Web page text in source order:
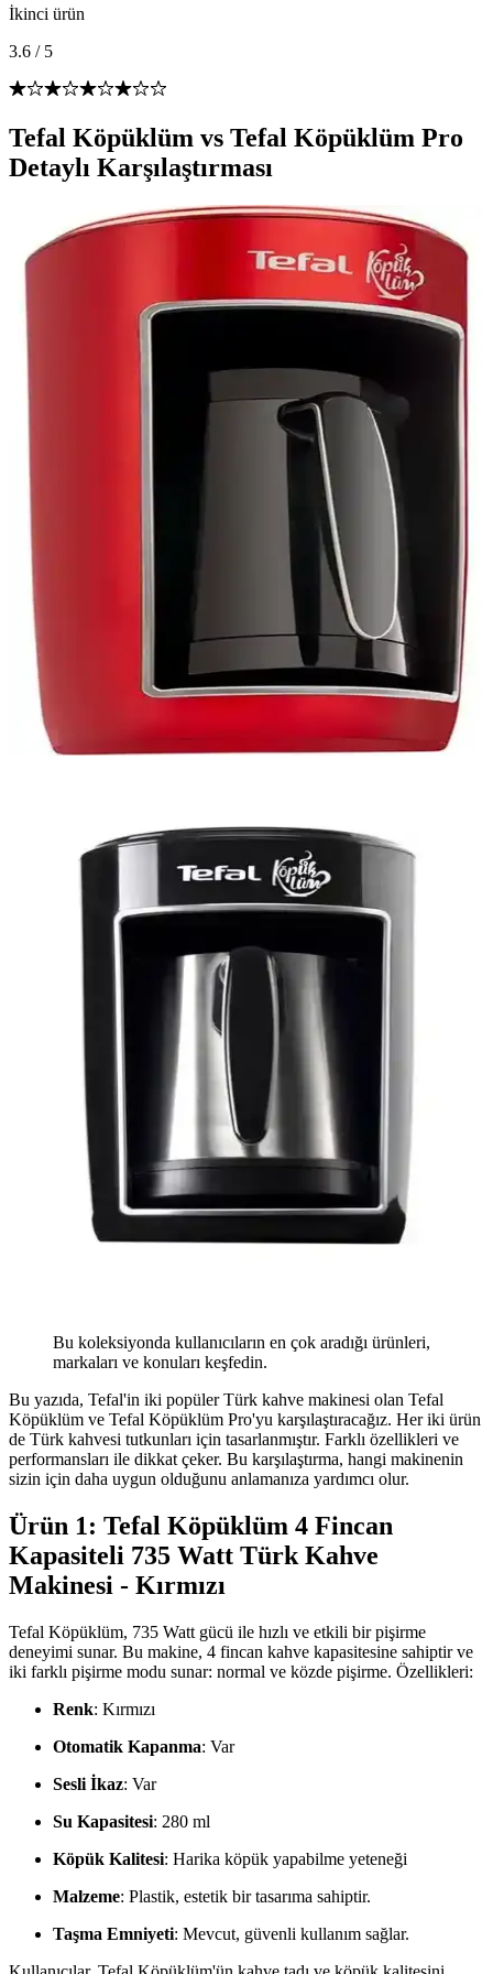
İkinci ürün
3.6 / 5
Tefal Köpüklüm vs Tefal Köpüklüm Pro
Detaylı Karşılaştırması
Bu koleksiyonda kullanıcıların en çok aradığı ürünleri,
markaları ve konuları keşfedin.
Bu yazıda, Tefal'in iki popüler Türk kahve makinesi olan Tefal
Köpüklüm ve Tefal Köpüklüm Pro'yu karşılaştıracağız. Her iki ürün
de Türk kahvesi tutkunları için tasarlanmıştır. Farklı özellikleri ve
performansları ile dikkat çeker. Bu karşılaştırma, hangi makinenin
sizin için daha uygun olduğunu anlamanıza yardımcı olur.
Ürün 1: Tefal Köpüklüm 4 Fincan
Kapasiteli 735 Watt Türk Kahve
Makinesi - Kırmızı
Tefal Köpüklüm, 735 Watt gücü ile hızlı ve etkili bir pişirme
deneyimi sunar. Bu makine, 4 fincan kahve kapasitesine sahiptir ve
iki farklı pişirme modu sunar: normal ve közde pişirme. Özellikleri:
Renk: Kırmızı
Otomatik Kapanma: Var
Sesli İkaz: Var
Su Kapasitesi: 280 ml
Köpük Kalitesi: Harika köpük yapabilme yeteneği
Malzeme: Plastik, estetik bir tasarıma sahiptir.
Taşma Emniyeti: Mevcut, güvenli kullanım sağlar.